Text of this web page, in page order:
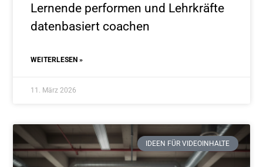
Lernende performen und Lehrkräfte
datenbasiert coachen
WEITERLESEN »
11. März 2026
IDEEN FÜR VIDEOINHALTE